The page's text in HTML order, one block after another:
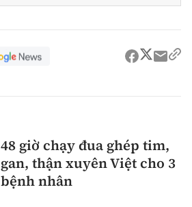
48 giờ chạy đua ghép tim,
gan, thận xuyên Việt cho 3
bệnh nhân